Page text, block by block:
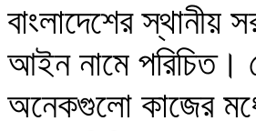
বাংলাদেশের
আইন নামে পরিচিত।
অনেকগুলো কাজের